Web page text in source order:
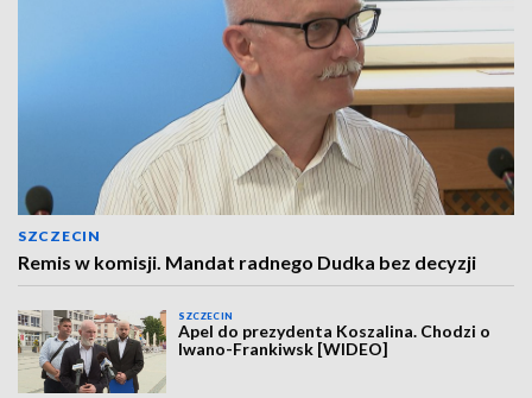
SZCZECIN
Remis w komisji. Mandat radnego Dudka bez decyzji
SZCZECIN
Apel do prezydenta Koszalina. Chodzi o
Iwano-Frankiwsk [WIDEO]